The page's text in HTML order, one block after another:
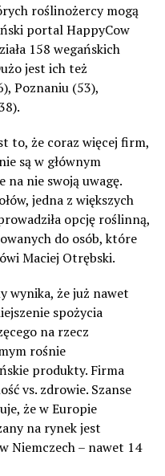
roślinożercy mogą
portal HappyCow
158 wegańskich
jest ich też
Poznaniu (53),
to, że coraz więcej firm,
są w głównym
na nie swoją uwagę.
jedna z większych
opcję roślinną,
do osób, które
Maciej Otrębski.
wynika, że już nawet
spożycia
na rzecz
rośnie
produkty. Firma
vs. zdrowie. Szanse
że w Europie
na rynek jest
Niemczech – nawet 14